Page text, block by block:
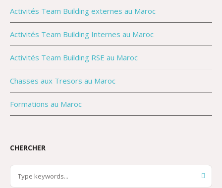
Activités Team Building externes au Maroc
Activités Team Building Internes au Maroc
Activités Team Building RSE au Maroc
Chasses aux Tresors au Maroc
Formations au Maroc
CHERCHER